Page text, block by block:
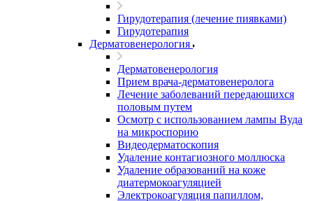
Гирудотерапия (лечение пиявками)
Гирудотерапия
Дерматовенерология
Дерматовенерология
Прием врача-дерматовенеролога
Лечение заболеваний передающихся
половым путем
Осмотр с использованием лампы Вуда
на микроспорию
Видеодерматоскопия
Удаление контагиозного моллюска
Удаление образований на коже
диатермокоагуляцией
Электрокоагуляция папиллом,